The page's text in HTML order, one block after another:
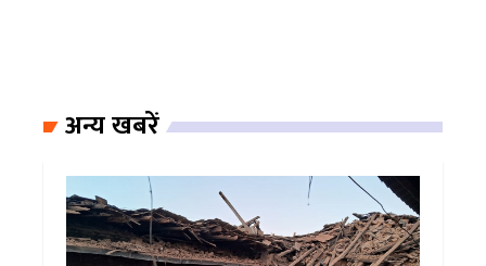
अन्य खबरें